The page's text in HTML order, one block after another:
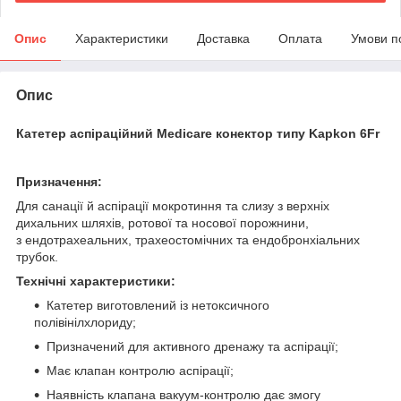
Опис Характеристики Доставка Оплата Умови
Опис
Катетер аспіраційний Medicare конектор типу Kapkon 6Fr
Призначення:
Для санації й аспірації мокротиння та слизу з верхніх
дихальних шляхів, ротової та носової порожнини,
з ендотрахеальних, трахеостомічних та ендобронхіальних
трубок.
Технічні характеристики:
Катетер виготовлений із нетоксичного
полівінілхлориду;
Призначений для активного дренажу та аспірації;
Має клапан контролю аспірації;
Наявність клапана вакуум-контролю дає змогу